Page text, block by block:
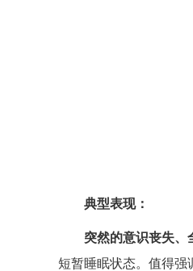
典型表现：
突然的意识丧失、
短暂睡眠状态。值得强